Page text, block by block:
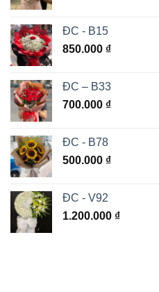
ĐC - B15
850.000 ₫
ĐC – B33
700.000 ₫
ĐC - B78
500.000 ₫
ĐC - V92
1.200.000 ₫